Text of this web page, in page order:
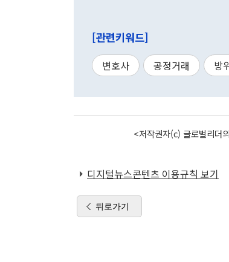
[관련키워드]
변호사 공정거래 방
<저작권자(c) 글로벌리더
디지털뉴스콘텐츠 이용규칙 보기
뒤로가기